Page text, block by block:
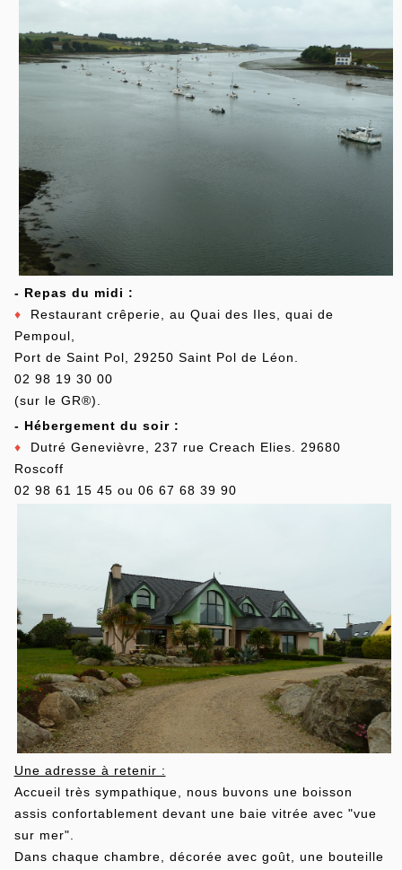
- Repas du midi :
♦ Restaurant crêperie, au Quai des Iles, quai de
Pempoul,
Port de Saint Pol, 29250 Saint Pol de Léon.
02 98 19 30 00
(sur le GR®).
- Hébergement du soir :
♦ Dutré Genevièvre, 237 rue Creach Elies. 29680
Roscoff
02 98 61 15 45 ou 06 67 68 39 90
Une adresse à retenir :
Accueil très sympathique, nous buvons une boisson
assis confortablement devant une baie vitrée avec "vue
sur mer".
Dans chaque chambre, décorée avec goût, une bouteille